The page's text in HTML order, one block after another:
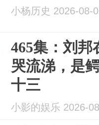
小杨历史 2026-08-
465集：刘邦
哭流涕，是
十三
小影的娱乐 2026-